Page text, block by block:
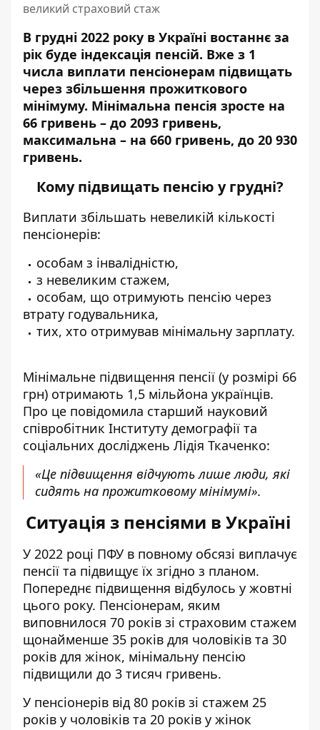
великий страховий стаж
В грудні 2022 року в Україні востаннє за
рік буде індексація пенсій. Вже з 1
числа виплати пенсіонерам підвищать
через збільшення прожиткового
мінімуму. Мінімальна пенсія зросте на
66 гривень – до 2093 гривень,
максимальна – на 660 гривень, до 20 930
гривень.
Кому підвищать пенсію у грудні?
Виплати збільшать невеликій кількості
пенсіонерів:
особам з інвалідністю,
з невеликим стажем,
особам, що отримують пенсію через
втрату годувальника,
тих, хто отримував мінімальну зарплату.
Мінімальне підвищення пенсії (у розмірі 66
грн) отримають 1,5 мільйона українців.
Про це повідомила старший науковий
співробітник Інституту демографії та
соціальних досліджень Лідія Ткаченко:
«Це підвищення відчують лише люди, які
сидять на прожитковому мінімумі».
Ситуація з пенсіями в Україні
У 2022 році ПФУ в повному обсязі виплачує
пенсії та підвищує їх згідно з планом.
Попереднє підвищення відбулось у жовтні
цього року. Пенсіонерам, яким
виповнилося 70 років зі страховим стажем
щонайменше 35 років для чоловіків та 30
років для жінок, мінімальну пенсію
підвищили до 3 тисяч гривень.
У пенсіонерів від 80 років зі стажем 25
років у чоловіків та 20 років у жінок